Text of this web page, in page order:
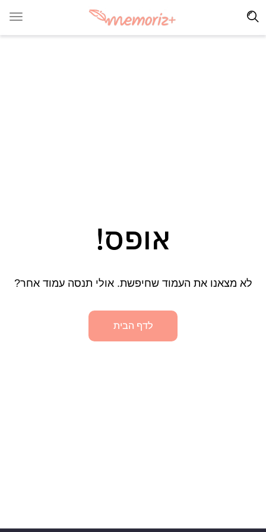
אופס!
לא מצאנו את העמוד שחיפשת. אולי תנסה עמוד אחר?
לדף הבית